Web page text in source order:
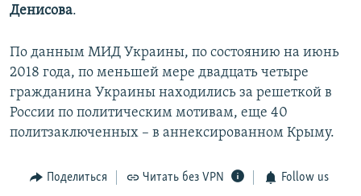
Денисова.
По данным МИД Украины, по состоянию на июнь
2018 года, по меньшей мере двадцать четыре
гражданина Украины находились за решеткой в
России по политическим мотивам, еще 40
политзаключенных – в аннексированном Крыму.
Поделиться Читать без VPN Follow us